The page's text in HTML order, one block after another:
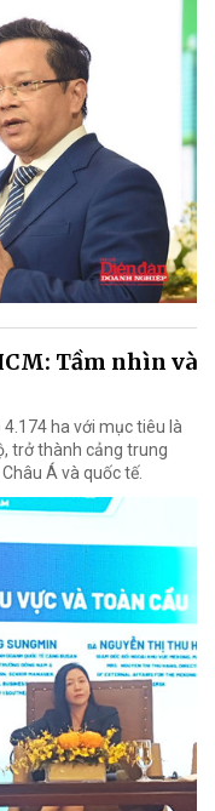
Tầm nhìn và
ha với mục tiêu là
trở thành cảng trung
Á và quốc tế.